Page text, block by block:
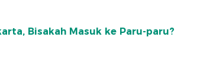
Bisakah Masuk ke Paru-paru?